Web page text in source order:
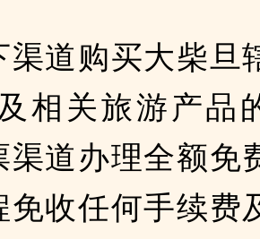
道购买大柴旦
相关旅游产品
道办理全额免
收任何手续费